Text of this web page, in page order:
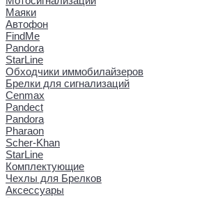
Маяки
Автофон
FindMe
Pandora
StarLine
Обходчики иммобилайзеров
Брелки для сигнализаций
Cenmax
Pandect
Pandora
Pharaon
Scher-Khan
StarLine
Комплектующие
Чехлы для Брелков
Аксессуары